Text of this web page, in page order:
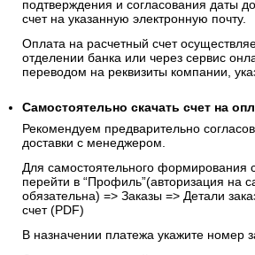
Для Юр. Лиц (без НДС): Заполните все
укажите реквизиты, на которые будет
Запрос счета на оплату
подтверждения и согласования даты
счет на указанную электронную почту.
Оплата на расчетный счет
отделении банка или через сервис
переводом на реквизиты компании,
Самостоятельно скачать счетна
доставки с менеджером.